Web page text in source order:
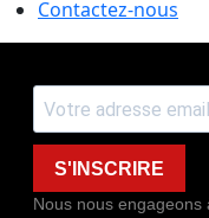
Contactez-nous
S'INSCRIRE
Nous nous